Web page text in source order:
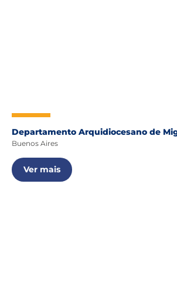
Departamento Arquidiocesano de
Buenos Aires
Ver mais